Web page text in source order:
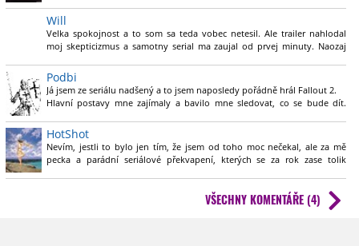
Ten svět byl specifický a ujetý i ve své době což byly 90 léta. Těžko
pochopit jak se jim to vlastně povedlo vyladit a nesklouznout do
parodie, hloupého parafrázování a s rozpočtových kompromisů.
Pro ,,historiky" znalé původní série je to taktéž obří radost. Výtky by se
našly, ale ani mi to nešlo z huby přes všechen ten obsah a napínavé
story.
Goggins je skvělý (nepřekvapivě) .
p.s. prolog k Last of Us byl velmi silný, ale to už byl i ve hře. Prolog ve
Falloutu překonal cokoliv ze hry a dostavila se pověstná husina...bravo
Will
Velka spokojnost a to som sa teda vobec netesil. Ale trailer nahlodal
moj skepticizmus a samotny serial ma zaujal od prvej minuty. Naozaj
ktory by kludne mohol byt v hre.
Takze tych par televiznych blbosti tomu clovek rad odpusti, nijak
zasadne to nerusi dej :)
Podbi
Já jsem ze seriálu nadšený a to jsem naposledy pořádně hrál Fallout 2.
Hlavní postavy mne zajímaly a bavilo mne sledovat, co se bude dít.
(Ghul se objevuje, kde je zrovna potřeba, Lucy přejde s jednou botou
půl pustiny bez následků), žádné výtky nemám.
Těším se na druhou sérii!
HotShot
Nevím, jestli to bylo jen tím, že jsem od toho moc nečekal, ale za mě
pecka a parádní seriálové překvapení, kterých se za rok zase tolik
VŠECHNY KOMENTÁŘE (4)